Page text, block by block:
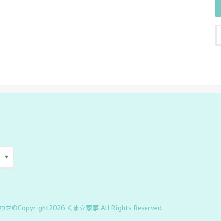
せ©Copyright2026 くま☆家事.All Rights Reserved.